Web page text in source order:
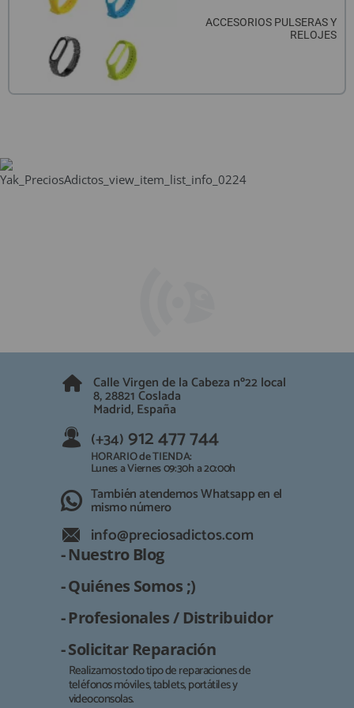
GUÍA DE COMPRA
(+34)912 477 744
info@preciosadictos.com
REGISTRO PROFESIONALACCESORIOS PULSERAS Y
RELOJES
Calle Virgen de la Cabeza nº22 local
8, 28821 Coslada
Madrid, España
(+34) 912 477 744
HORARIO de TIENDA:
Lunes a Viernes 09:30h a 20:00h
También atendemos Whatsapp en el
mismo número
info@preciosadictos.com
- Nuestro Blog
- Quiénes Somos ;)
- Profesionales / Distribuidor
- Solicitar Reparación
Realizamos todo tipo de reparaciones de
teléfonos móviles, tablets, portátiles y
videoconsolas.
Responsable:
Finalidad: